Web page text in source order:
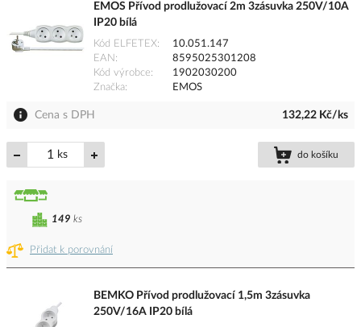
EMOS Přívod prodlužovací 2m 3zásuvka 250V/10A
IP20 bílá
Kód ELFETEX
10.051.147
EAN
8595025301208
Kód výrobce
1902030200
Značka
EMOS
Cena s DPH 132,22 Kč/ks
ks do košíku
Přidat k porovnání
149 ks
BEMKO Přívod prodlužovací 1,5m 3zásuvka
250V/16A IP20 bílá